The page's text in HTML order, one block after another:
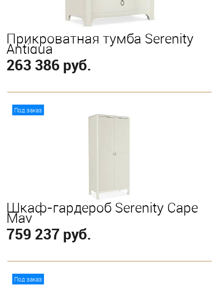
Прикроватная тумба Serenity
Antigua
263 386 руб.
Под заказ
Шкаф-гардероб Serenity Cape
May
759 237 руб.
Под заказ